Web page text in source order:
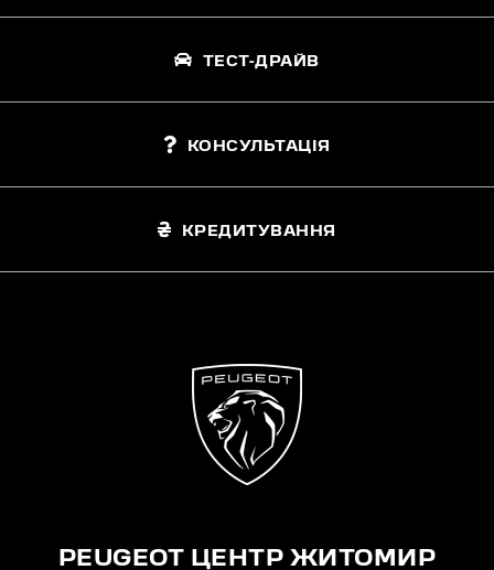
ТЕСТ-ДРАЙВ
КОНСУЛЬТАЦІЯ
КРЕДИТУВАННЯ
PEUGEOT ЦЕНТР ЖИТОМИР